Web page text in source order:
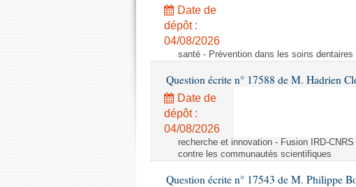
Date de
dépôt :
04/08/2026
santé - Prévention dans les soins
Question écrite n° 17588 de M. Hadrien
Date de
dépôt :
04/08/2026
recherche et innovation - Fusion IRD-
contre les communautés scientifiques
Question écrite n° 17543 de M. Philippe